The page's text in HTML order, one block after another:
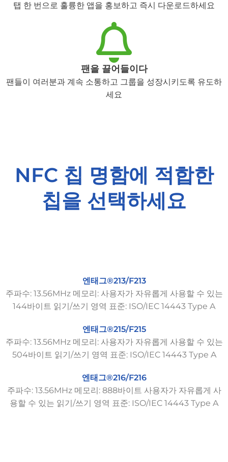
탭 한 번으로 훌륭한 앱을 홍보하고 즉시 다운로드하세요
팬을 끌어들이다
팬들이 여러분과 계속 소통하고 그룹을 성장시키도록 유도하
세요
NFC 칩 명함에 적합한
칩을 선택하세요
엔태그®213/F213
주파수: 13.56MHz 메모리: 사용자가 자유롭게 사용할 수 있는
144바이트 읽기/쓰기 영역 표준: ISO/IEC 14443 Type A
엔태그®215/F215
주파수: 13.56MHz 메모리: 사용자가 자유롭게 사용할 수 있는
504바이트 읽기/쓰기 영역 표준: ISO/IEC 14443 Type A
엔태그®216/F216
주파수: 13.56MHz 메모리: 888바이트 사용자가 자유롭게 사
용할 수 있는 읽기/쓰기 영역 표준: ISO/IEC 14443 Type A